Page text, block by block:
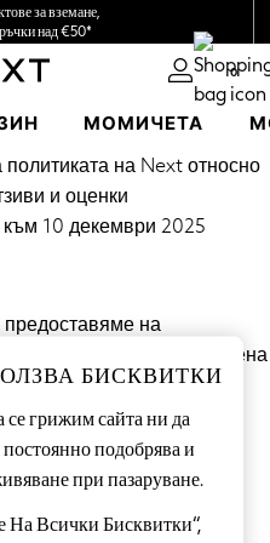
за вземане,
над €50*
мита
0
МОМИЧЕТА
на Next относно
и оценки
към 10 декември 2025
на
информация, извлечена
поръчването и
подвеждащи отзиви и
отзиви.
стъпки за
на такова съдържание в
БИСКВИТКИ
се грижим сайта ни да
подобрява и
при пазаруване.
На Всички Бисквитки“,